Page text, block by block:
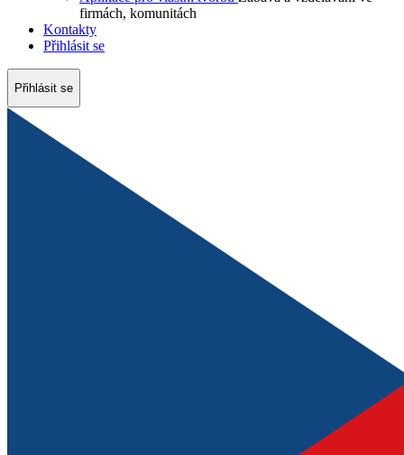
firmách, komunitách
Kontakty
Přihlásit se
Přihlásit se